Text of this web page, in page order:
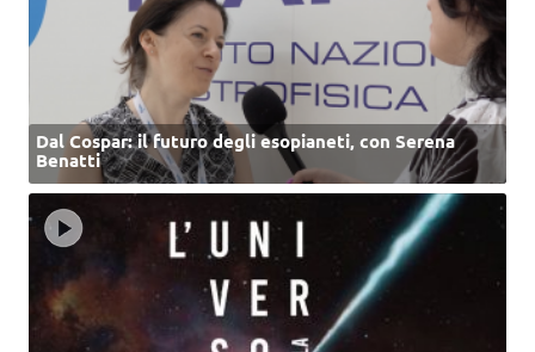
Dal Cospar: il futuro degli esopianeti, con Serena
Benatti